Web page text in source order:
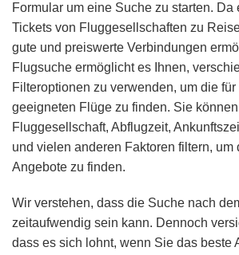
Formular um eine Suche zu starten. Da
Tickets von Fluggesellschaften zu
gute und preiswerte Verbindungen
Flugsuche ermöglicht es Ihnen,
Filteroptionen zu verwenden, um die
geeigneten Flüge zu finden. Sie
Fluggesellschaft, Abflugzeit,
und vielen anderen Faktoren filtern, um
Angebote zu finden.
Wir verstehen, dass die Suche nach
zeitaufwendig sein kann. Dennoch
dass es sich lohnt, wenn Sie das beste